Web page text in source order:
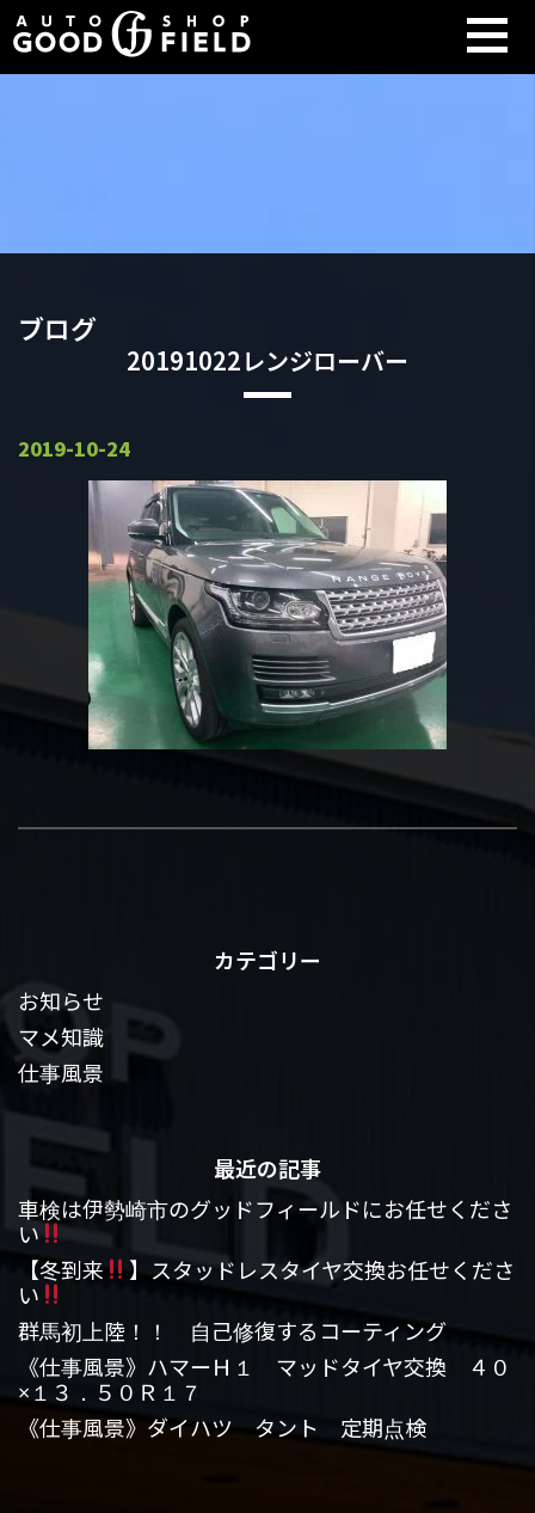
ブログ
20191022レンジローバー
2019-10-24
カテゴリー
お知らせ
マメ知識
仕事風景
最近の記事
車検は伊勢崎市のグッドフィールドにお任せくださ
い
【冬到来
】スタッドレスタイヤ交換お任せくださ
い
群馬初上陸！！ 自己修復するコーティング
《仕事風景》ハマーＨ１ マッドタイヤ交換 ４０
×１３．５０Ｒ１７
《仕事風景》ダイハツ タント 定期点検